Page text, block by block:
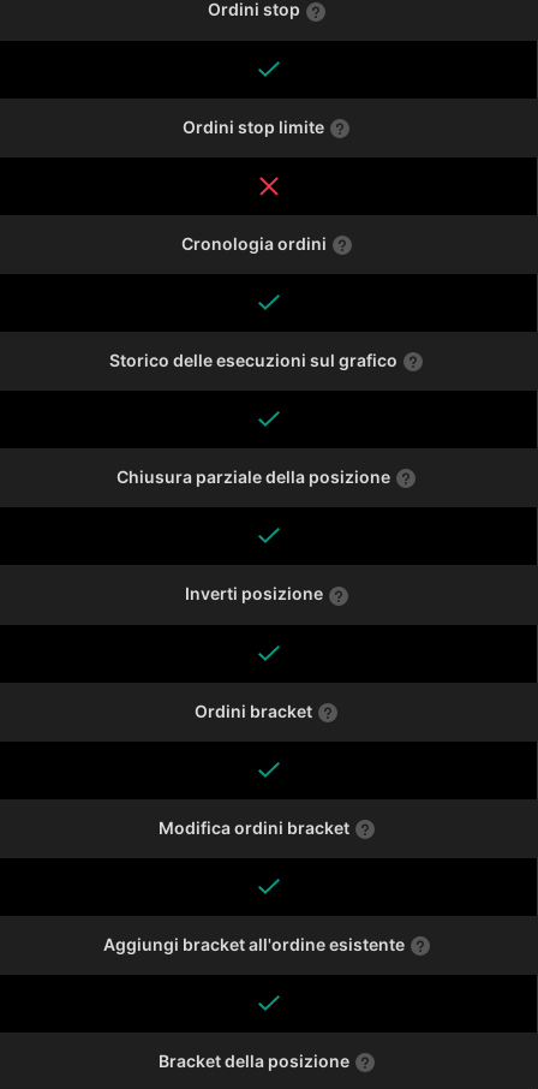
Ordini stop
Ordini stop limite
Cronologia ordini
Storico delle esecuzioni sul grafico
Chiusura parziale della posizione
Inverti posizione
Ordini bracket
Modifica ordini bracket
Aggiungi bracket all'ordine esistente
Bracket della posizione